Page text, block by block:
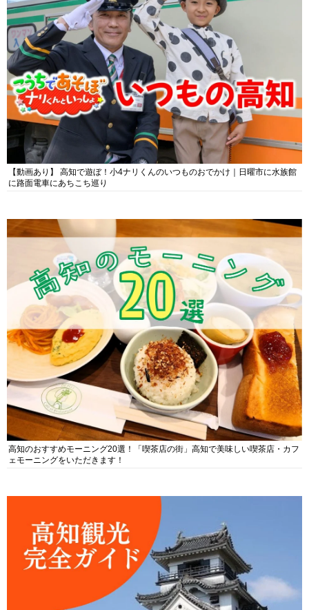
【動画あり】 高知で遊ぼ！小4ナリくんのいつものおでかけ｜日曜市に水族館
に路面電車にあちこち巡り
高知のおすすめモーニング20選！「喫茶店の街」高知で美味しい喫茶店・カフ
ェモーニングをいただきます！